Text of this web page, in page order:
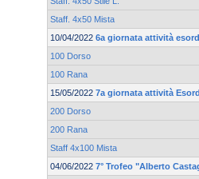
Staff. 4x50 Mista
10/04/2022 6a giornata attività
100 Dorso
100 Rana
15/05/2022 7a giornata attività
200 Dorso
200 Rana
Staff 4x100 Mista
04/06/2022 7° Trofeo "Alberto